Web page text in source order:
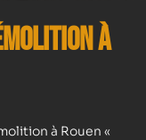
à
à Rouen «